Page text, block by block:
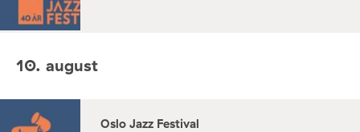
10. august
Oslo Jazz Festival